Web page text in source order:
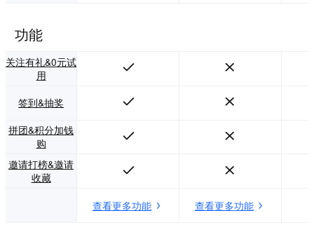
功能
关注有礼&0元试
用
签到&抽奖
拼团&积分加钱
购
邀请打榜&邀请
收藏
查看更多功能
查看更多功能